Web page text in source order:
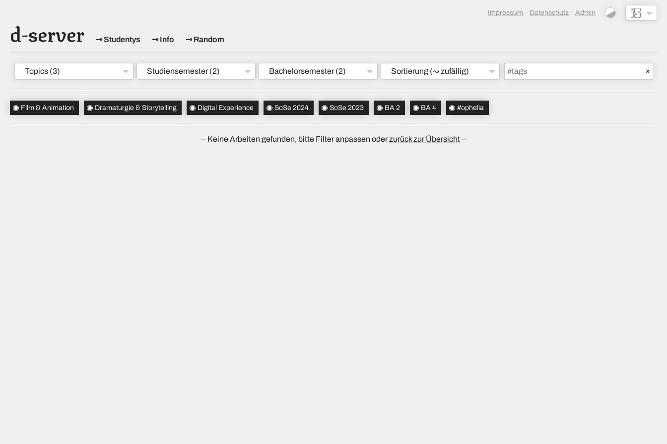
d-server Studentys Info Random
Impressum Datenschutz Admin
Topics (3) Studiensemester (2) Bachelorsemester (2) Sortierung (↝ zufällig)
Film & Animation Dramaturgie & Storytelling Digital Experience SoSe 2024 SoSe 2023 BA 2 BA 4 #ophelia
Keine Arbeiten gefunden, bitte Filter anpassen oderzurück zur Übersicht